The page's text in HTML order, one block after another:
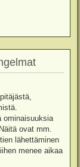
ominaisuuksia
ovat mm.
lähettäminen
menee aikaa